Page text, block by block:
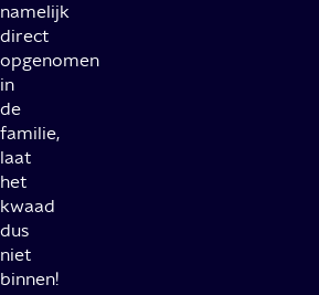
namelijk
direct
opgenomen
in
de
familie,
laat
het
kwaad
dus
niet
binnen!